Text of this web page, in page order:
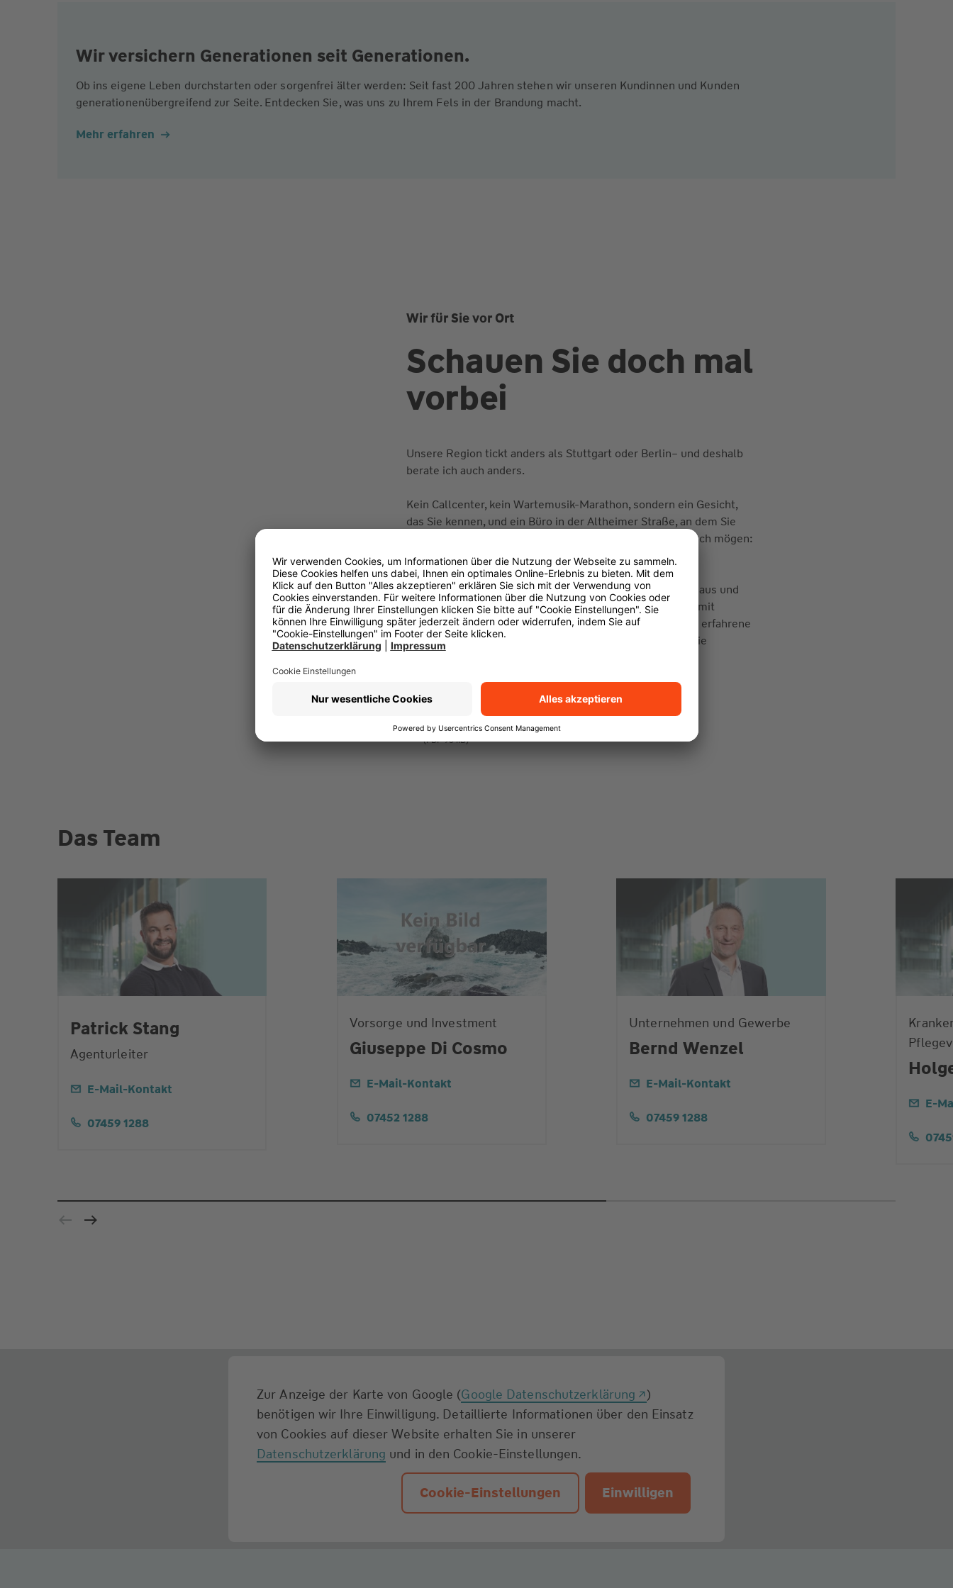
Wir versichern Generationen seit Generationen.
Ob ins eigene Leben durchstarten oder sorgenfrei älter werden: Seit fast 200 Jahren stehen wir unseren Kundinnen und Kunden
generationenübergreifend zur Seite. Entdecken Sie, was uns zu Ihrem Fels in der Brandung macht.
Mehr erfahren
Wir für Sie vor Ort
Schauen Sie doch mal
vorbei
Unsere Region tickt anders als Stuttgart oder Berlin– und deshalb
berate ich auch anders.
Kein Callcenter, kein Wartemusik-Marathon, sondern ein Gesicht,
das Sie kennen, und ein Büro in der Altheimer Straße, an dem Sie
auch wirklich mal klingeln können. Für alle, die es technisch mögen:
digital ist heute nahezu alles möglich.
Ich bin Ihr persönlicher Ansprechpartner rund um Auto, Haus und
Ihre Vorsorge– und wenn es mal spezieller wird, hole ich mit
Giuseppe Di Cosmo, Holger Stauß und Bernd Wenzel drei erfahrene
Experten aus dem Team dazu. So bekommen Sie immer die
Transparenz-Kodex
(PDF 93 kB)
Das Team
Patrick Stang
Agenturleiter
E-Mail-Kontakt
07459 1288
Vorsorge und Investment
Giuseppe Di Cosmo
E-Mail-Kontakt
07452 1288
Unternehmen und Gewerbe
Bernd Wenzel
E-Mail-Kontakt
07459 1288
E-
Zur Anzeige der Karte von Google (Google Datenschutzerklärung
)
benötigen wir Ihre Einwilligung. Detaillierte Informationen über den Einsatz
von Cookies auf dieser Website erhalten Sie in unserer
Datenschutzerklärung und in den Cookie-Einstellungen.
Cookie-Einstellungen Einwilligen